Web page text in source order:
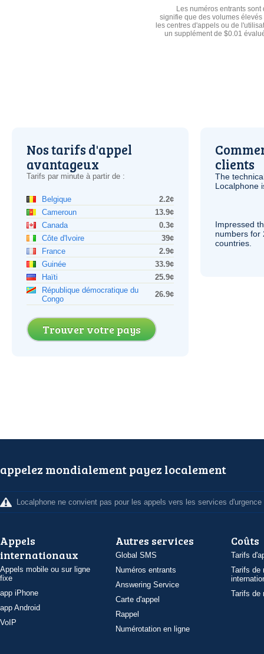
Les numéros entrants
signifie que des volumes
les centres d'appels ou de
un supplément de $0.01
Nos tarifs d'appel
avantageux
Tarifs par minute à partir de :
Belgique
2.2¢
Cameroun
13.9¢
Canada
0.3¢
Côte d'Ivoire
39¢
France
2.9¢
Guinée
33.9¢
Haïti
25.9¢
République démocratique du
Congo
26.9¢
Trouver votre pays
clients
The
Localphone
Impressed
numbers for
countries.
appelez mondialement payez localement
Localphone ne convient pas pour les appels vers les services d'urgence
Appels
internationaux
Appels mobile ou sur ligne
fixe
app iPhone
app Android
VoIP
Autres services
Global SMS
Numéros entrants
Answering Service
Carte d'appel
Rappel
Numérotation en ligne
Coûts
Tarifs
Tarifs de
Tarifs de